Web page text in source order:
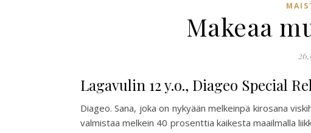
Makeaa
Lagavulin 12 y.o., Diageo Special
Diageo. Sana, joka on nykyään melkeinpä kirosana
valmistaa melkein 40 prosenttia kaikesta maailmalla